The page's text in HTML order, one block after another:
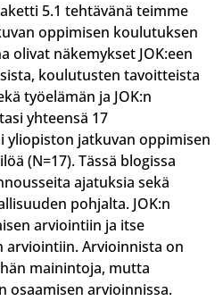
5.1 tehtävänä teimme
oppimisen koulutuksen
olivat näkemykset JOK:een
koulutusten tavoitteista
työelämän ja JOK:n
yhteensä 17
jatkuvan oppimisen
(N=17). Tässä blogissa
ajatuksia sekä
pohjalta. JOK:n
arviointiin ja itse
Arvioinnista on
mainintoja, mutta
osaamisen arvioinnissa.